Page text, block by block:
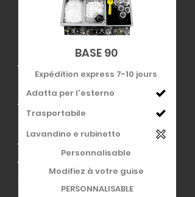
BASE 90
Adatta per l'esterno
Trasportabile
Expédition express 7-10 jours
Lavandino e rubinetto
Personnalisable
Modifiez à votre guise
PERSONNALISABLE